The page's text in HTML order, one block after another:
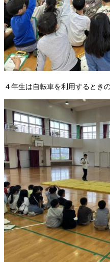
４年生は自転車を利用するとき